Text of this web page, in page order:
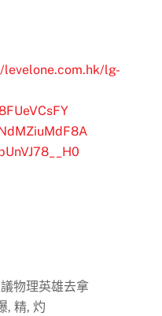
levelone.com.hk/lg-
物理英雄去拿
, 精, 灼